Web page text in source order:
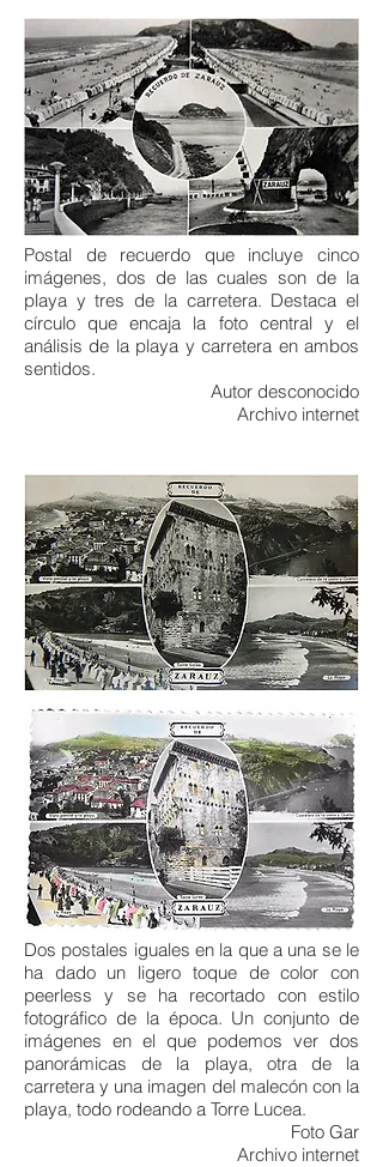
Postal de recuerdo que incluye cinco
imágenes, dos de las cuales son de la
playa y tres de la carretera. Destaca el
círculo que encaja la foto central y el
análisis de la playa y carretera en ambos
sentidos.
Autor desconocido
Archivo internet
Dos postales iguales en la que a una se le
ha dado un ligero toque de color con
peerless y se ha recortado con estilo
fotográfico de la época. Un conjunto de
imágenes en el que podemos ver dos
panorámicas de la playa, otra de la
carretera y una imagen del malecón con la
playa, todo rodeando a Torre Lucea.
Foto Gar
Archivo internet